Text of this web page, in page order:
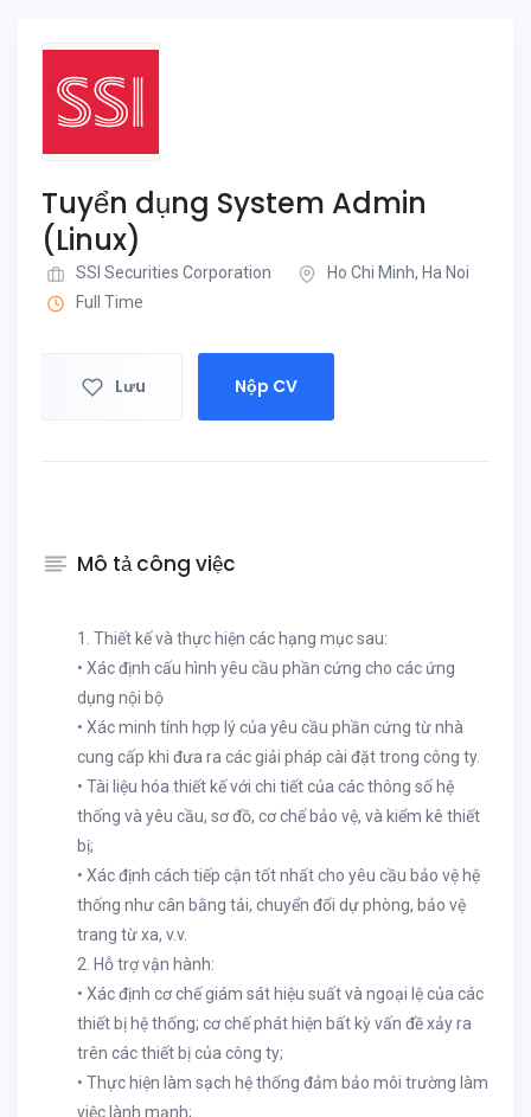
Tuyển dụng System Admin
(Linux)
SSI Securities Corporation
Ho Chi Minh, Ha Noi
Full Time
Lưu Nộp CV
Mô tả công việc
1. Thiết kế và thực hiện các hạng mục sau:
• Xác định cấu hình yêu cầu phần cứng cho các ứng
dụng nội bộ
• Xác minh tính hợp lý của yêu cầu phần cứng từ nhà
cung cấp khi đưa ra các giải pháp cài đặt trong công ty.
• Tài liệu hóa thiết kế với chi tiết của các thông số hệ
thống và yêu cầu, sơ đồ, cơ chế bảo vệ, và kiểm kê thiết
bị;
• Xác định cách tiếp cận tốt nhất cho yêu cầu bảo vệ hệ
thống như cân bằng tải, chuyển đổi dự phòng, bảo vệ
trang từ xa, v.v.
2. Hỗ trợ vận hành:
• Xác định cơ chế giám sát hiệu suất và ngoại lệ của các
thiết bị hệ thống; cơ chế phát hiện bất kỳ vấn đề xảy ra
trên các thiết bị của công ty;
• Thực hiện làm sạch hệ thống đảm bảo môi trường làm
việc lành mạnh;